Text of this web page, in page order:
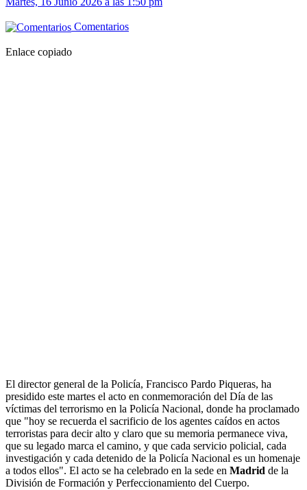
Comentarios
Enlace copiado
El director general de la Policía, Francisco Pardo Piqueras, ha
presidido este martes el acto en conmemoración del Día de las
víctimas del terrorismo en la Policía Nacional, donde ha proclamado
que "hoy se recuerda el sacrificio de los agentes caídos en actos
terroristas para decir alto y claro que su memoria permanece viva,
que su legado marca el camino, y que cada servicio policial, cada
investigación y cada detenido de la Policía Nacional es un homenaje
a todos ellos". El acto se ha celebrado en la sede en Madrid de la
División de Formación y Perfeccionamiento del Cuerpo.